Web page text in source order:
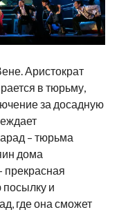
Аристократ
в тюрьму,
за досадную
– тюрьма
дома
прекрасная
посылку и
где она сможет